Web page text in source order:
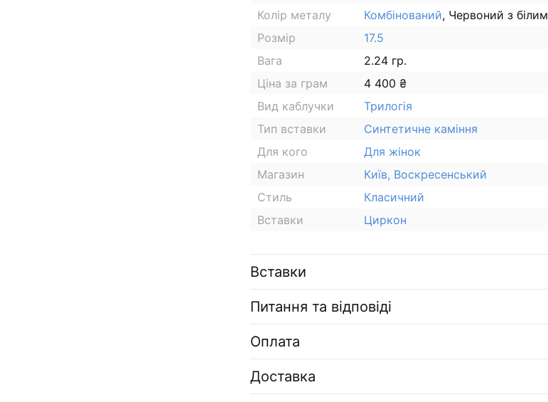
Колір металу
Комбінований, Червоний з білим
Розмір
17.5
Вага
2.24 гр.
Ціна за грам
4 400 ₴
Вид каблучки
Трилогія
Тип вставки
Синтетичне каміння
Для кого
Для жінок
Магазин
Київ, Воскресенський
Стиль
Класичний
Вставки
Циркон
Вставки
Питання та відповіді
Оплата
Доставка